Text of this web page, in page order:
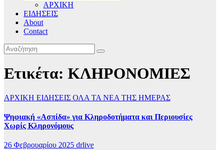
ΑΡΧΙΚΗ
ΕΙΔΗΣΕΙΣ
About
Contact
Ετικέτα: ΚΛΗΡΟΝΟΜΙΕΣ
ΑΡΧΙΚΗ ΕΙΔΗΣΕΙΣ ΟΛΑ ΤΑ ΝΕΑ ΤΗΣ ΗΜΕΡΑΣ
Ψηφιακή «Ασπίδα» για Κληροδοτήματα και Περιουσίες
Χωρίς Κληρονόμους
26 Φεβρουαρίου 2025 drlive